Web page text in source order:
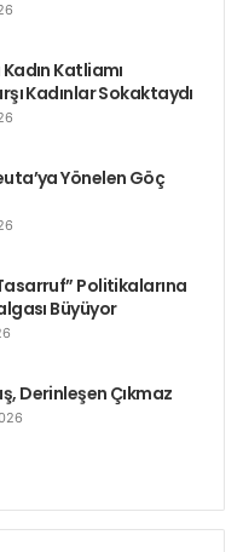
Katliamı
Kadınlar Sokaktaydı
Yönelen Göç
Politikalarına
Büyüyor
Derinleşen Çıkmaz